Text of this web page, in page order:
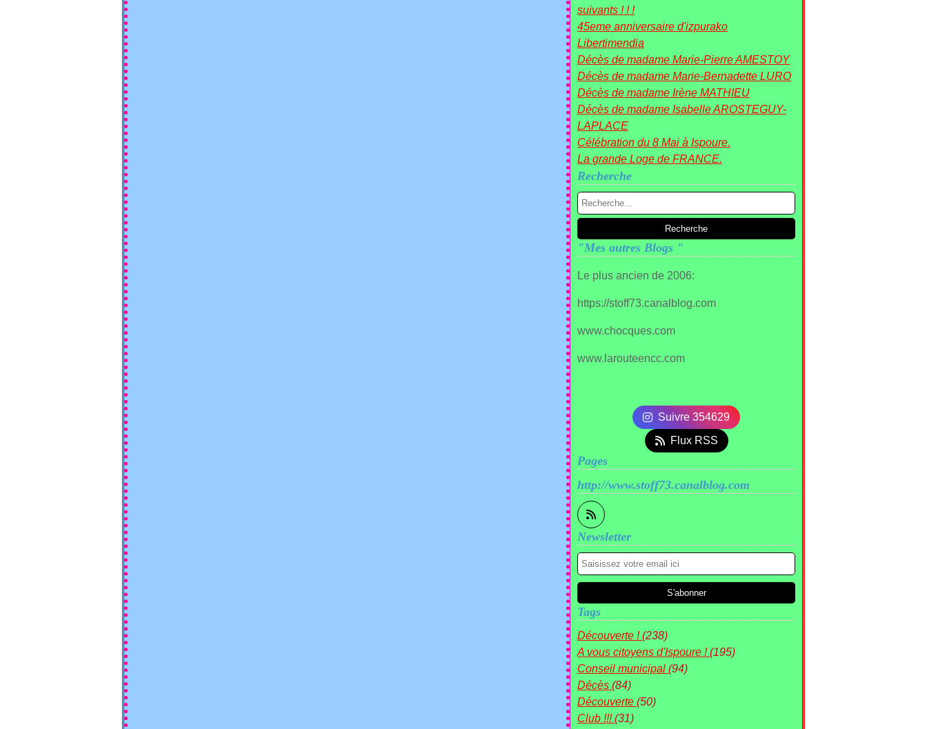
suivants ! ! !
45eme anniversaire d'izpurako
Libertimendia
Décès de madame Marie-Pierre AMESTOY
Décès de madame Marie-Bernadette LURO
Décès de madame Irène MATHIEU
Décès de madame Isabelle AROSTEGUY-
LAPLACE
Célébration du 8 Mai à Ispoure.
La grande Loge de FRANCE.
Recherche
"Mes autres Blogs "
Le plus ancien de 2006:
https://stoff73.canalblog.com
www.chocques.com
www.larouteencc.com
Suivre 354629
Flux RSS
Pages
http://www.stoff73.canalblog.com
Newsletter
Tags
Découverte !(238)
A vous citoyens d'Ispoure !(195)
Conseil municipal(94)
Décès(84)
Découverte(50)
Club !!!(31)